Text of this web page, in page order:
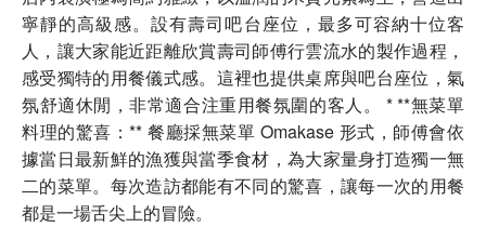
寧靜的高級感。設有壽司吧台座位，最多可容納十位客
人，讓大家能近距離欣賞壽司師傅行雲流水的製作過程，
感受獨特的用餐儀式感。這裡也提供桌席與吧台座位，氣
氛舒適休閒，非常適合注重用餐氛圍的客人。 * **無菜單
料理的驚喜：** 餐廳採無菜單 Omakase 形式，師傅會依
據當日最新鮮的漁獲與當季食材，為大家量身打造獨一無
二的菜單。每次造訪都能有不同的驚喜，讓每一次的用餐
都是一場舌尖上的冒險。